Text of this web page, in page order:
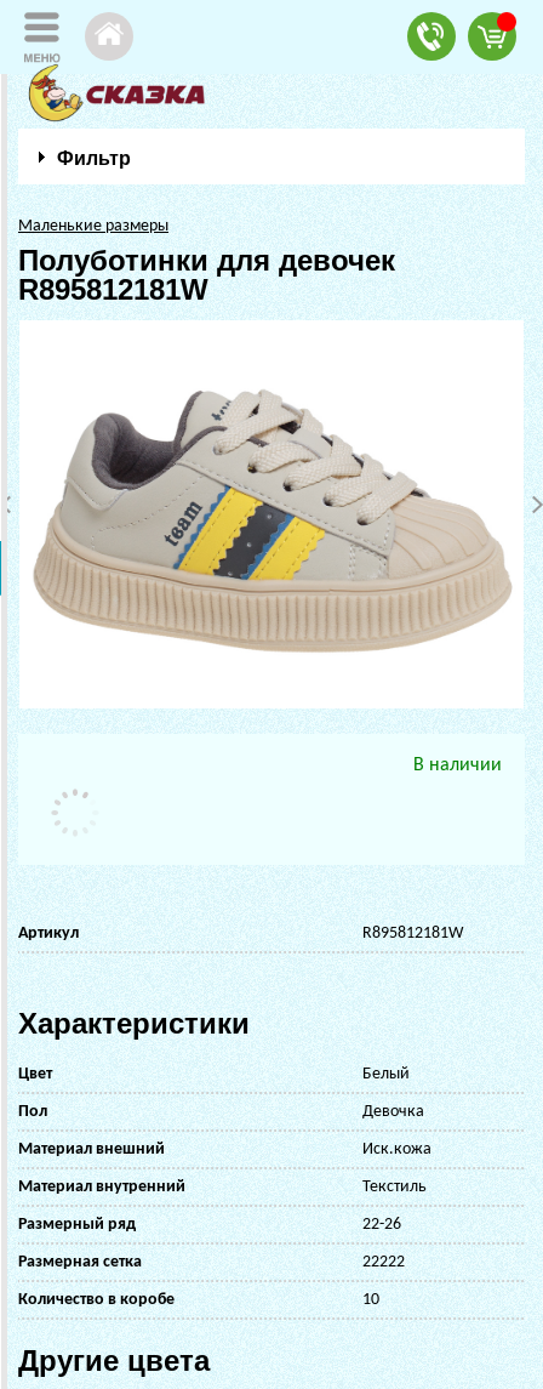
Фильтр
Маленькие размеры
Полуботинки для девочек
R895812181W
В наличии
Артикул R895812181W
Характеристики
Цвет Белый
Пол Девочка
Материал внешний Иск.кожа
Материал внутренний Текстиль
Размерный ряд 22-26
Размерная сетка 22222
Количество в коробе 10
Другие цвета